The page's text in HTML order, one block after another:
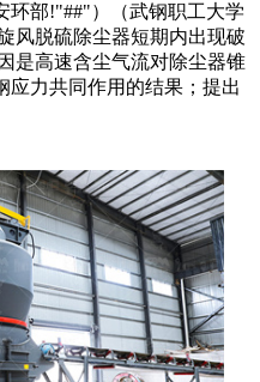
环部!"##"）（武钢职工大学
风脱硫除尘器短期内出现破
是高速含尘气流对除尘器锥
应力共同作用的结果；提出